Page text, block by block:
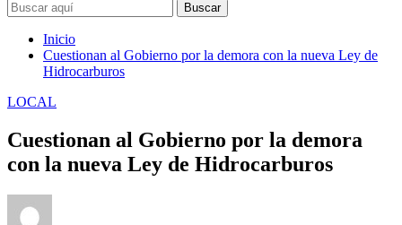
Buscar
Inicio
Cuestionan al Gobierno por la demora con la nueva Ley de
Hidrocarburos
LOCAL
Cuestionan al Gobierno por la demora
con la nueva Ley de Hidrocarburos